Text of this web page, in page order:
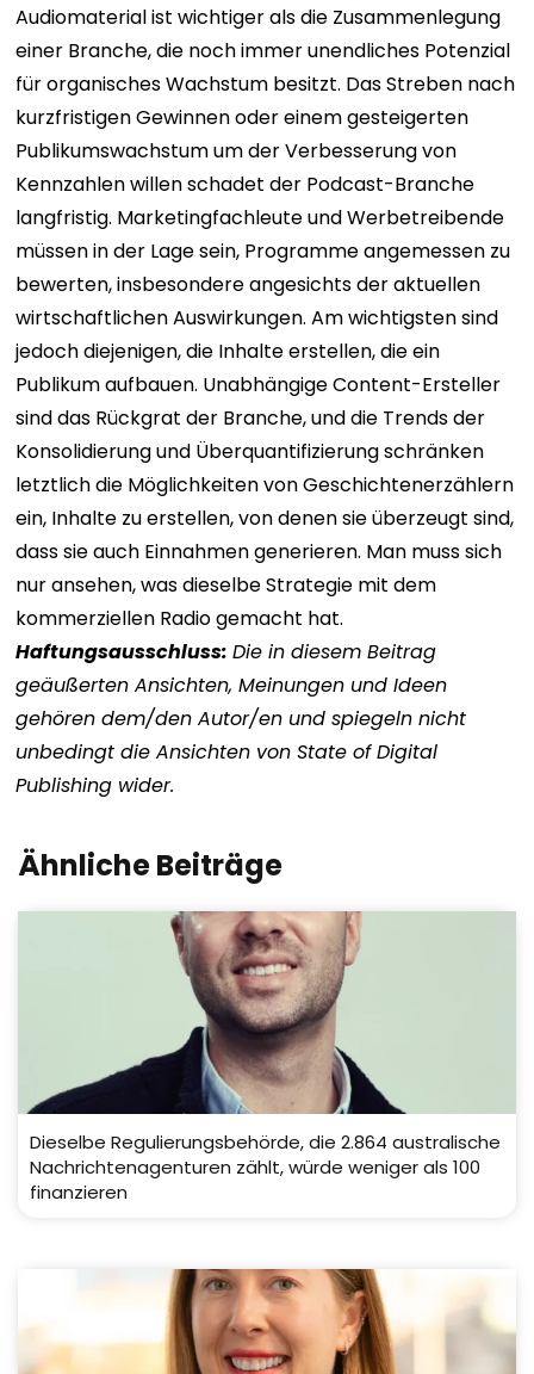
Audiomaterial ist wichtiger als die Zusammenlegung
einer Branche, die noch immer unendliches Potenzial
für organisches Wachstum besitzt. Das Streben nach
kurzfristigen Gewinnen oder einem gesteigerten
Publikumswachstum um der Verbesserung von
Kennzahlen willen schadet der Podcast-Branche
langfristig. Marketingfachleute und Werbetreibende
müssen in der Lage sein, Programme angemessen zu
bewerten, insbesondere angesichts der aktuellen
wirtschaftlichen Auswirkungen. Am wichtigsten sind
jedoch diejenigen, die Inhalte erstellen, die ein
Publikum aufbauen. Unabhängige Content-Ersteller
sind das Rückgrat der Branche, und die Trends der
Konsolidierung und Überquantifizierung schränken
letztlich die Möglichkeiten von Geschichtenerzählern
ein, Inhalte zu erstellen, von denen sie überzeugt sind,
dass sie auch Einnahmen generieren. Man muss sich
nur ansehen, was dieselbe Strategie mit dem
kommerziellen Radio gemacht hat.
Haftungsausschluss:Die in diesem Beitrag
geäußerten Ansichten, Meinungen und Ideen
gehören dem/den Autor/en und spiegeln nicht
unbedingt die Ansichten von State of Digital
Publishing wider.
Ähnliche Beiträge
Dieselbe Regulierungsbehörde, die 2.864 australische
Nachrichtenagenturen zählt, würde weniger als 100
finanzieren